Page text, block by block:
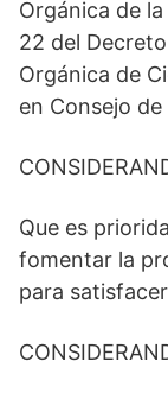
Orgánica de
22 del
Orgánica de
en Consejo
Que es
fomentar la
para